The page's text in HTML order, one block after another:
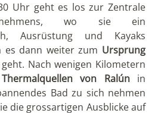
Uhr geht es los zur Zentrale
wo sie ein
Ausrüstung und Kayaks
es dann weiter zum Ursprung
geht. Nach wenigen Kilometern
Thermalquellen von Ralún in
Bad zu sich nehmen
die grossartigen Ausblicke auf